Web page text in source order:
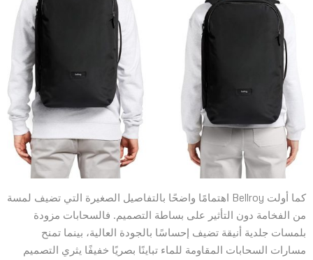
كما أولت Bellroy اهتمامًا واضحًا بالتفاصيل الصغيرة التي تضيف لمسة
من الفخامة دون التأثير على بساطة التصميم. فالسحابات مزودة
بلمسات جلدية أنيقة تضيف إحساسًا بالجودة العالية، بينما تمنح
مسارات السحابات المقاومة للماء تباينًا بصريًا خفيفًا يثري التصميم